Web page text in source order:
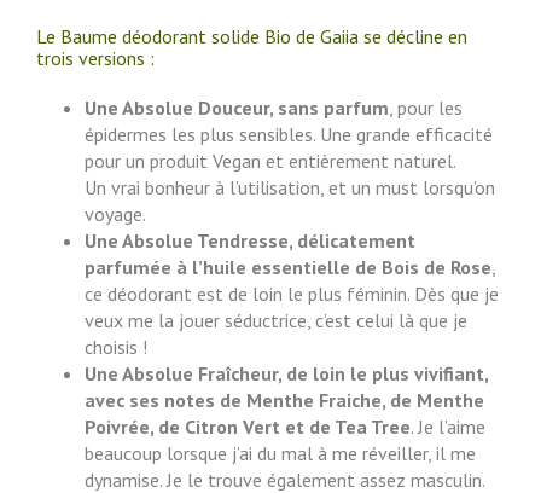
Le Baume déodorant solide Bio de Gaiia se décline en
trois versions :
Une Absolue Douceur, sans parfum , pour les
épidermes les plus sensibles. Une grande efficacité
pour un produit Vegan et entièrement naturel.
Un vrai bonheur à l’utilisation, et un must lorsqu’on
voyage.
Une Absolue Tendresse, délicatement
parfumée à l’huile essentielle de Bois de Rose
ce déodorant est de loin le plus féminin. Dès que je
veux me la jouer séductrice, c’est celui là que je
choisis !
Une Absolue Fraîcheur, de loin le plus vivifiant,
avec ses notes de Menthe Fraiche, de Menthe
Poivrée, de Citron Vert et de Tea Tree. Je l’aime
beaucoup lorsque j’ai du mal à me réveiller, il me
dynamise. Je le trouve également assez masculin.